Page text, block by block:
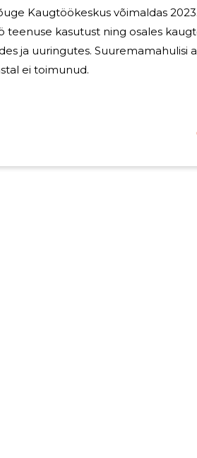
Kaugtöökeskus võimaldas
teenuse kasutust ning osales
ja uuringutes. Suuremamahulisi
ei toimunud.